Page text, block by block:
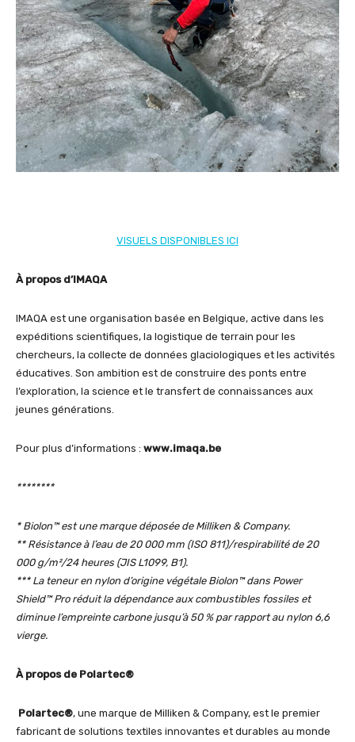
VISUELS DISPONIBLES ICI
À propos d’IMAQA
IMAQA est une organisation basée en Belgique, active dans les
expéditions scientifiques, la logistique de terrain pour les
chercheurs, la collecte de données glaciologiques et les activités
éducatives. Son ambition est de construire des ponts entre
l’exploration, la science et le transfert de connaissances aux
jeunes générations.
Pour plus d’informations : www.imaqa.be
********
* Biolon™ est une marque déposée de Milliken & Company.
** Résistance à l’eau de 20 000 mm (ISO 811)/respirabilité de 20
000 g/m²/24 heures (JIS L1099, B1).
*** La teneur en nylon d’origine végétale Biolon™ dans Power
Shield™ Pro réduit la dépendance aux combustibles fossiles et
diminue l’empreinte carbone jusqu’à 50 % par rapport au nylon 6,6
vierge.
À propos de Polartec®
Polartec®, une marque de Milliken & Company, est le premier
fabricant de solutions textiles innovantes et durables au monde